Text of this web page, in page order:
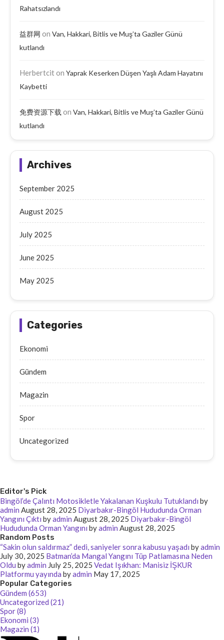
Rahatsızlandı
益群网 on Van, Hakkari, Bitlis ve Muş’ta Gaziler Günü
kutlandı
Herbertciton Yaprak Keserken Düşen Yaşlı Adam Hayatını
Kaybetti
免费资源下载 on Van, Hakkari, Bitlis ve Muş’ta Gaziler Günü
kutlandı
Archives
September 2025
August 2025
July 2025
June 2025
May 2025
Categories
Ekonomi
Gündem
Magazin
Spor
Uncategorized
Editor's Pick
Bingöl’de Çalıntı Motosikletle Yakalanan Kuşkulu Tutuklandı by
admin August 28, 2025 Diyarbakır-Bingöl Hududunda Orman
Yangını Çıktı byadmin August 28, 2025 Diyarbakır-Bingöl
Hududunda Orman Yangını byadmin August 28, 2025
Random Posts
“Sakin olun saldırmaz” dedi, saniyeler sonra kabusu yaşadı byadmin
July 30, 2025 Batman’da Mangal Yangını Tüp Patlamasına Neden
Oldu byadmin July 25, 2025 Vedat Işıkhan: Manisiz İŞKUR
Platformu yayında byadmin May 17, 2025
Popular Categories
Gündem (653)
Uncategorized (21)
Spor (8)
Ekonomi (3)
Magazin (1)